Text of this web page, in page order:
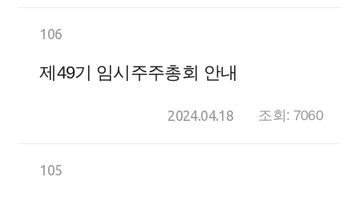
106
제49기 임시주주총회 안내
2024.04.18 조회: 7060
105